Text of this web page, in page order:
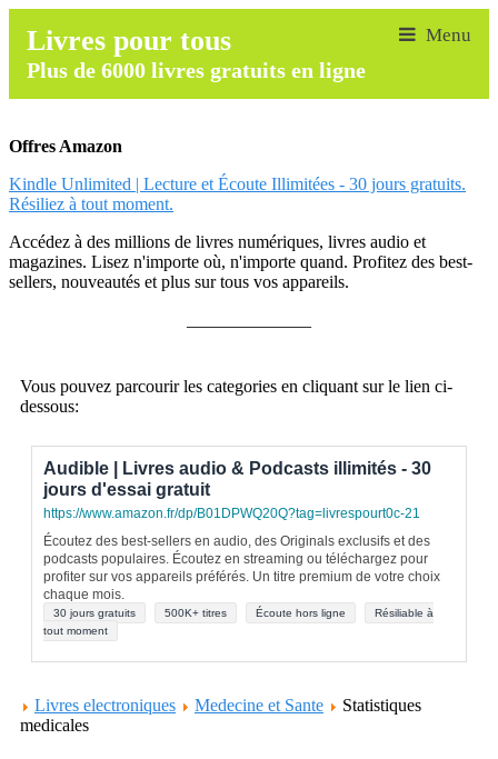
Livres pour tous
Plus de 6000 livres gratuits en ligne
Offres Amazon
Kindle Unlimited | Lecture et Écoute Illimitées - 30 jours gratuits.
Résiliez à tout moment.
Accédez à des millions de livres numériques, livres audio et
magazines. Lisez n'importe où, n'importe quand. Profitez des best-
sellers, nouveautés et plus sur tous vos appareils.
Vous pouvez parcourir les categories en cliquant sur le lien ci-
dessous:
Audible | Livres audio & Podcasts illimités - 30
jours d'essai gratuit
https://www.amazon.fr/dp/B01DPWQ20Q?tag=livrespourt0c-21
Écoutez des best-sellers en audio, des Originals exclusifs et des
podcasts populaires. Écoutez en streaming ou téléchargez pour
profiter sur vos appareils préférés. Un titre premium de votre choix
chaque mois.
30 jours gratuits 500K+ titres Écoute hors ligne
Résiliable à
tout moment
Livres electroniques Medecine et Sante
Statistiques
medicales